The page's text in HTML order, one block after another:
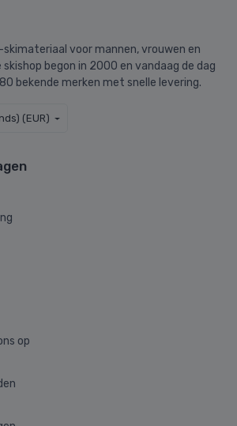
voor mannen, vrouwen en
skishop begon in 2000 en vandaag de dag
bekende merken met snelle levering.
(EUR)
op